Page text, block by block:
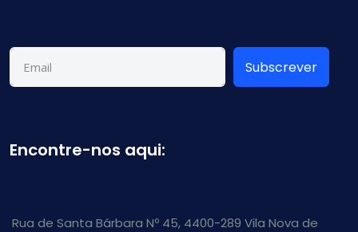
Subscrever
Encontre-nos aqui:
Rua de Santa Bárbara Nº 45, 4400-289 Vila Nova de